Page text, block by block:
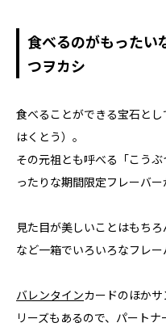
食べるのがもったい
つヲカシ
食べることができる宝石と
はくとう）。
その元祖とも呼べる「こう
ったりな期間限定フレーバー
見た目が美しいことはもち
など一箱でいろいろなフレー
バレンタインカードのほか
リーズもあるので、パート